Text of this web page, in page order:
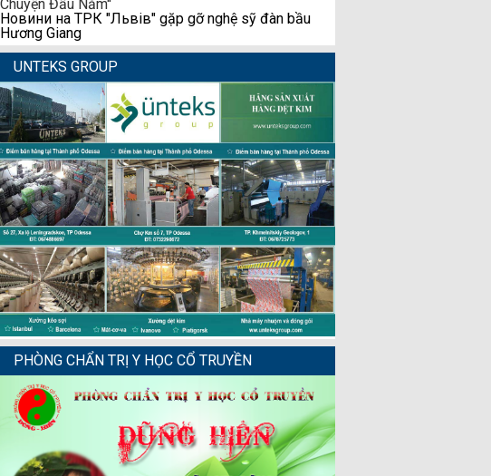
Новини на ТРК "Львів" gặp gỡ nghệ sỹ đàn bầu
Hương Giang
UNTEKS GROUP
PHÒNG CHẨN TRỊ Y HỌC CỔ TRUYỀN